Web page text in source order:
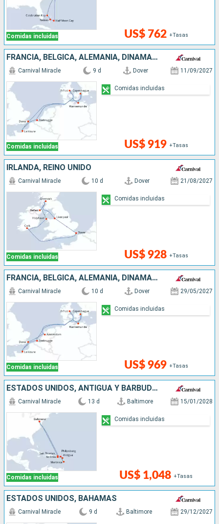
Comidas incluidas US$ 762 +Tasas
FRANCIA, BÉLGICA, ALEMANIA, DINAMARCA, REINO UNIDO
Comidas incluidas
Carnival Miracle 9 d Dover 11/09/2027
US$ 919 +Tasas
Comidas incluidas
IRLANDA, REINO UNIDO
Comidas incluidas
Carnival Miracle 10 d Dover 21/08/2027
US$ 928 +Tasas
Comidas incluidas
FRANCIA, BÉLGICA, ALEMANIA, DINAMARCA, PAISES BAJOS, REINO UNIDO
Comidas incluidas
Carnival Miracle 10 d Dover 29/05/2027
US$ 969 +Tasas
Comidas incluidas
ESTADOS UNIDOS, ANTIGUA Y BARBUDA, SAN MARTÍN
Comidas incluidas
Carnival Miracle 13 d Baltimore 15/01/2028
US$ 1,048 +Tasas
Comidas incluidas
ESTADOS UNIDOS, BAHAMAS
Carnival Miracle 9 d Baltimore 29/12/2027